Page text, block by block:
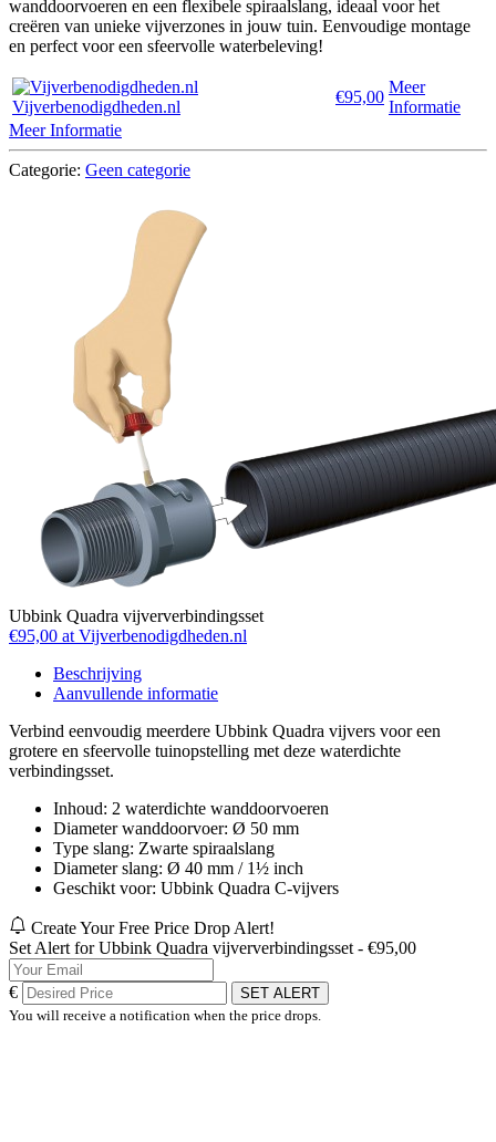
wanddoorvoeren en een flexibele spiraalslang, ideaal voor het
creëren van unieke vijverzones in jouw tuin. Eenvoudige montage
en perfect voor een sfeervolle waterbeleving!
Vijverbenodigdheden.nl
€95,00
Meer
Informatie
Meer Informatie
Categorie: Geen categorie
Ubbink Quadra vijververbindingsset
€95,00 at Vijverbenodigdheden.nl
Beschrijving
Aanvullende informatie
Verbind eenvoudig meerdere Ubbink Quadra vijvers voor een
grotere en sfeervolle tuinopstelling met deze waterdichte
verbindingsset.
Inhoud: 2 waterdichte wanddoorvoeren
Diameter wanddoorvoer: Ø 50 mm
Type slang: Zwarte spiraalslang
Diameter slang: Ø 40 mm / 1½ inch
Geschikt voor: Ubbink Quadra C-vijvers
Create Your Free Price Drop Alert!
Set Alert for Ubbink Quadra vijververbindingsset - €95,00
€
SET ALERT
You will receive a notification when the price drops.